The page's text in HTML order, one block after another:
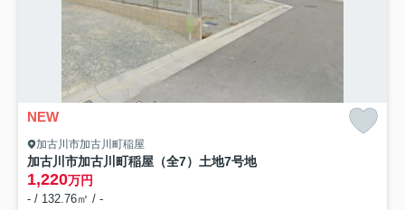
NEW
加古川市加古川町稲屋
加古川市加古川町稲屋（全7）土地7号地
1,220万円
- / 132.76㎡ / -